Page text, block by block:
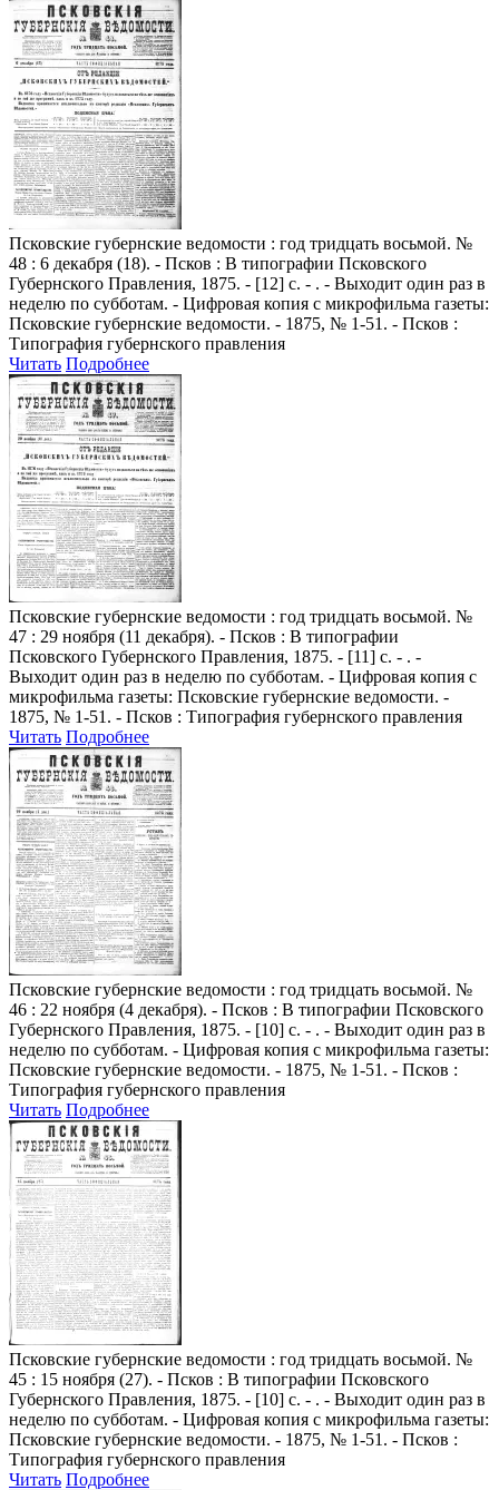
Псковские губернские ведомости : год тридцать восьмой. №
48 : 6 декабря (18). - Псков : В типографии Псковского
Губернского Правления, 1875. - [12] с. - . - Выходит один раз в
неделю по субботам. - Цифровая копия с микрофильма газеты:
Псковские губернские ведомости. - 1875, № 1-51. - Псков :
Типография губернского правления
Читать Подробнее
Псковские губернские ведомости : год тридцать восьмой. №
47 : 29 ноября (11 декабря). - Псков : В типографии
Псковского Губернского Правления, 1875. - [11] с. - . -
Выходит один раз в неделю по субботам. - Цифровая копия с
микрофильма газеты: Псковские губернские ведомости. -
1875, № 1-51. - Псков : Типография губернского правления
Читать Подробнее
Псковские губернские ведомости : год тридцать восьмой. №
46 : 22 ноября (4 декабря). - Псков : В типографии Псковского
Губернского Правления, 1875. - [10] с. - . - Выходит один раз в
неделю по субботам. - Цифровая копия с микрофильма газеты:
Псковские губернские ведомости. - 1875, № 1-51. - Псков :
Типография губернского правления
Читать Подробнее
Псковские губернские ведомости : год тридцать восьмой. №
45 : 15 ноября (27). - Псков : В типографии Псковского
Губернского Правления, 1875. - [10] с. - . - Выходит один раз в
неделю по субботам. - Цифровая копия с микрофильма газеты:
Псковские губернские ведомости. - 1875, № 1-51. - Псков :
Типография губернского правления
Читать Подробнее